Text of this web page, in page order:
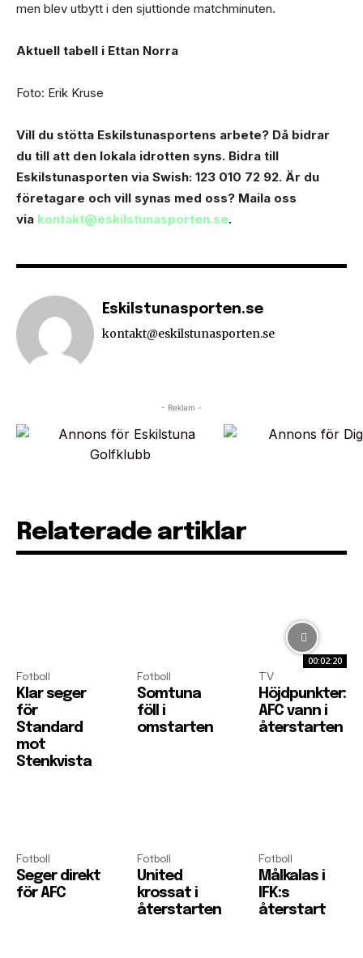
men blev utbytt i den sjuttionde matchminuten.
Aktuell tabell i Ettan Norra
Foto: Erik Kruse
Vill du stötta Eskilstunasportens arbete? Då bidrar
du till att den lokala idrotten syns. Bidra till
Eskilstunasporten via Swish: 123 010 72 92. Är du
företagare och vill synas med oss? Maila oss
via kontakt@eskilstunasporten.se.
Eskilstunasporten.se
kontakt@eskilstunasporten.se
- Reklam -
Relaterade artiklar
Fotboll
Klar seger
för
Standard
mot
Stenkvista
Fotboll
Somtuna
föll i
omstarten
00:02:20
TV
Höjdpunkter:
AFC vann i
återstarten
Fotboll
Seger direkt
för AFC
Fotboll
United
krossat i
återstarten
Fotboll
Målkalas i
IFK:s
återstart